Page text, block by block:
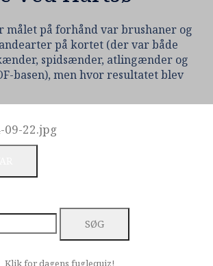
målet på forhånd var brushaner og
på kortet (der var både
spidsænder, atlingænder og
basen), men hvor resultatet blev
Klik for dagens fuglequiz!